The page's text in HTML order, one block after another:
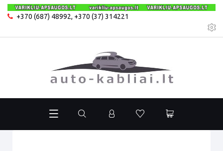
+370 (687) 48992, +370 (37) 314221